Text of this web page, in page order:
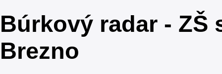
Búrkový radar - ZŠ
Brezno